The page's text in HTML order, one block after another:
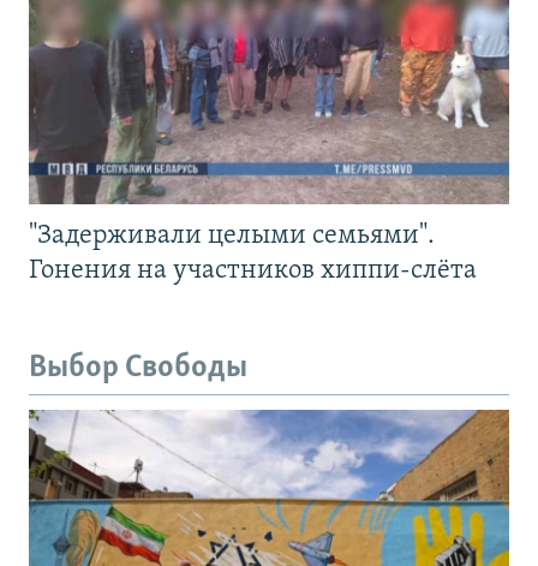
"Задерживали целыми семьями".
Гонения на участников хиппи-слёта
Выбор Свободы